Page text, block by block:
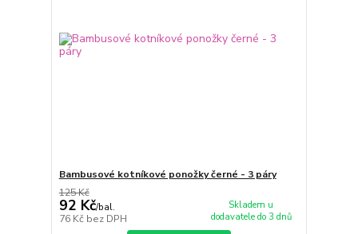
Bambusové kotníkové ponožky černé - 3 páry
125 Kč
92 Kč/bal.
76 Kč bez DPH
Skladem u
dodavatele do 3 dnů